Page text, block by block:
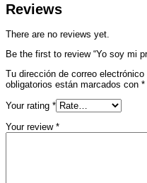
Reviews
There are no reviews yet.
Be the first to review “Yo soy mi
Tu dirección de correo electrónico
obligatorios están marcados con *
Your rating *
Your review *